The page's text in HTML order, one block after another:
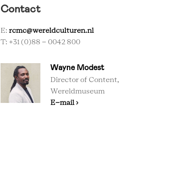
Contact
E: rcmc@wereldculturen.nl
T: +31 (0)88 - 0042 800
Wayne Modest
Director of Content,
Wereldmuseum
E-mail ›